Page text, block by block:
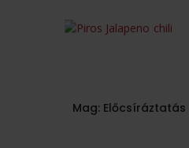
Mag: Előcsíráztatás